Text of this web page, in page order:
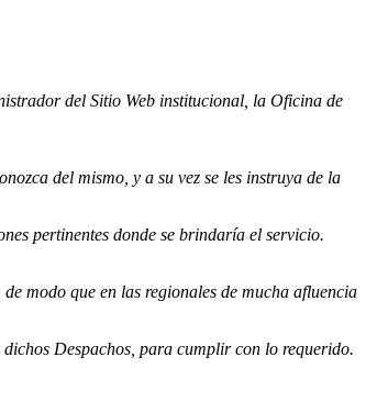
del Sitio Web institucional, la Oficina de
del mismo, y a su vez se les instruya de la
pertinentes donde se brindaría el servicio.
modo que en las regionales de mucha afluencia
Despachos, para cumplir con lo requerido.